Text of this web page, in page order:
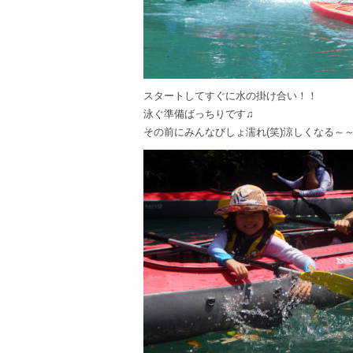
スタートしてすぐに水の掛け合い！！
泳ぐ準備ばっちりです♫
その前にみんなびしょ濡れ(笑)涼しくなる～